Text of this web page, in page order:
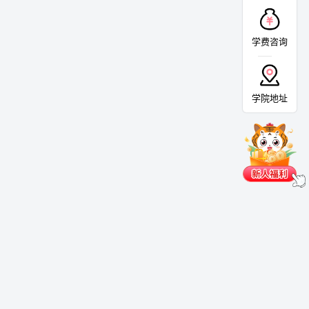
学费咨询
学院地址